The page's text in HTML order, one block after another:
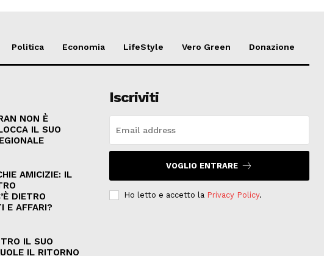
Politica Economia LifeStyle Vero Green Donazione
NON È
IL SUO
AMICIZIE: IL
DIETRO
E AFFARI?
IL SUO
IL RITORNO
Iscriviti
VOGLIO ENTRARE
Ho letto e accetto la Privacy Policy.